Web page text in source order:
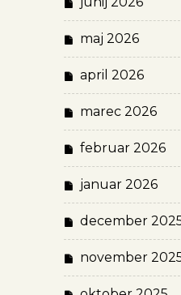
maj 2026
april 2026
marec 2026
februar 2026
januar 2026
december
november